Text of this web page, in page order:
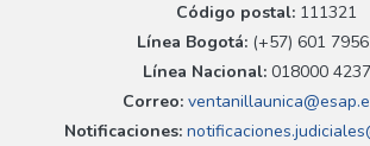
Código postal: 111321
Línea Bogotá:(+57) 601
Línea Nacional: 018000
Correo:
Notificaciones: